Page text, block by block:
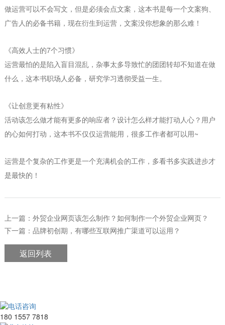
做运营可以不会写文，但是必须会点文案，这本书是每一个文案狗、
广告人的必备书籍，现在衍生到运营，文案没你想象的那么难！
《高效人士的7个习惯》
运营最怕的是陷入盲目混乱，杂事太多导致忙的团团转却不知道在做
什么，这本书职场人必备，研究学习透彻受益一生 。
《让创意更有粘性》
活动该怎么做才能有更多的响应者？设计怎么样才能打动人心？用户
的心如何打动，这本书不仅仅运营能用，很多工作者都可以用 ~
运营是个复杂的工作更是一个充满机会的工作，多看书多实践进步才
是最快的！
上一篇：外贸企业网页该怎么制作？如何制作一个外贸企业网页？
下一篇：品牌初创期，有哪些互联网推广渠道可以运用？
返回列表
电话咨询
180 1557 7818